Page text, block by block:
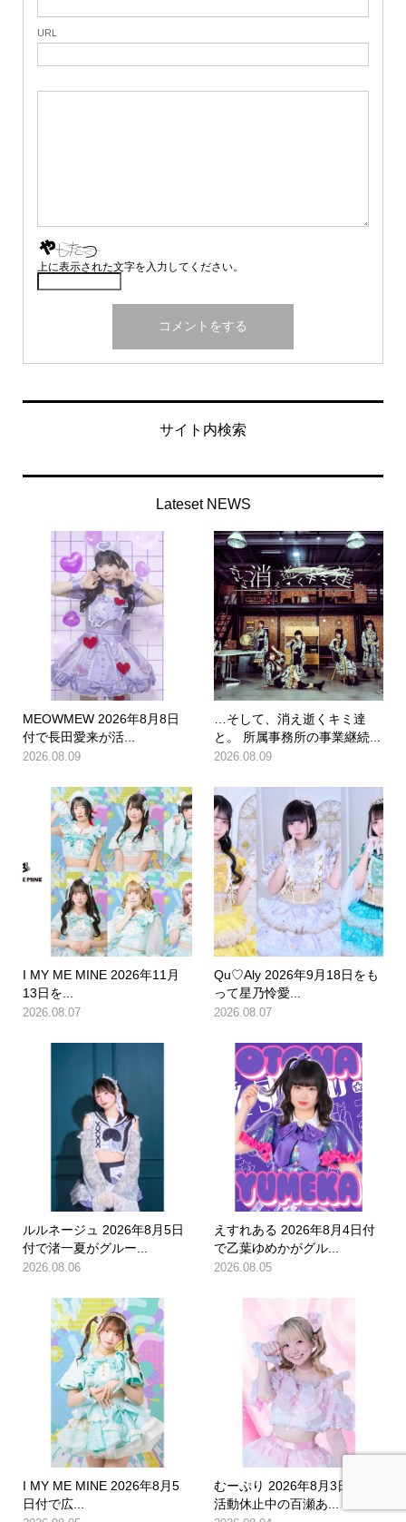
URL
上に表示された文字を入力してください。
サイト内検索
Lateset NEWS
MEOWMEW 2026年8月8日
付で長田愛来が活...
2026.08.09
…そして、消え逝くキミ達
と。 所属事務所の事業継続...
2026.08.09
I MY ME MINE 2026年11月
13日を...
2026.08.07
Qu♡Aly 2026年9月18日をも
って星乃怜愛...
2026.08.07
ルルネージュ 2026年8月5日
付で渚一夏がグルー...
2026.08.06
えすれある 2026年8月4日付
で乙葉ゆめかがグル...
2026.08.05
I MY ME MINE 2026年8月5
日付で広...
むーぷり 2026年8月3日付で
活動休止中の百瀬あ...